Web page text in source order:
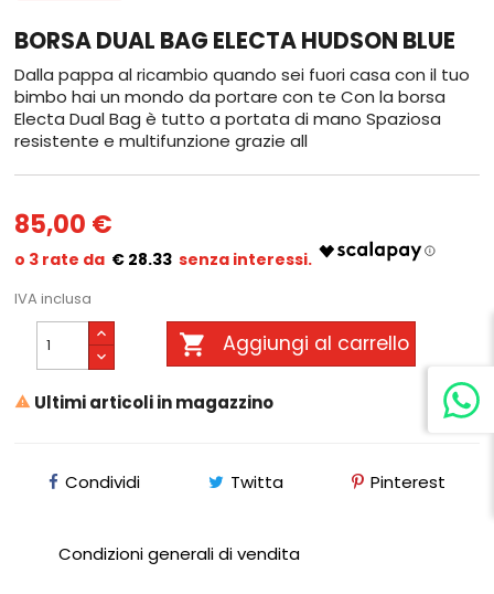
BORSA DUAL BAG ELECTA HUDSON BLUE
Dalla pappa al ricambio quando sei fuori casa con il tuo
bimbo hai un mondo da portare con te Con la borsa
Electa Dual Bag è tutto a portata di mano Spaziosa
resistente e multifunzione grazie all
85,00 €
€ 28.33
IVA inclusa
 Aggiungi al carrello
 Ultimi articoli in magazzino
Condividi Twitta Pinterest
Condizioni generali di vendita